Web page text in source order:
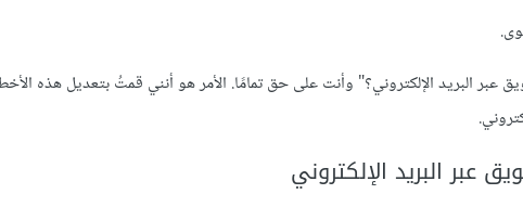
عبر البريد الإلكتروني؟" وأنت على حق تمامًا. الأمر هو أنني قمتُ بتعديل هذه